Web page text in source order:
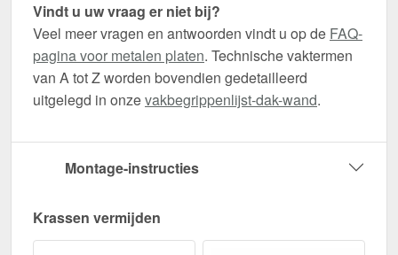
Vindt u uw vraag er niet bij?
Veel meer vragen en antwoorden vindt u op de FAQ-
pagina voor metalen platen. Technische vaktermen
van A tot Z worden bovendien gedetailleerd
uitgelegd in onzevakbegrippenlijst-dak-wand.
Montage-instructies
Krassen vermijden